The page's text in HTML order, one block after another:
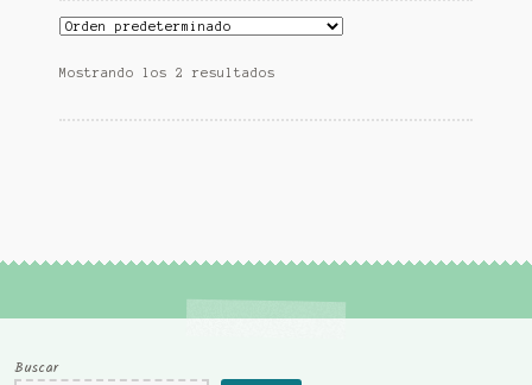
Mostrando los 2 resultados
Buscar